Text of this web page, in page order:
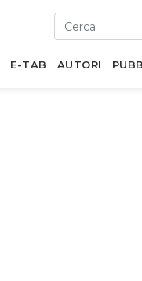
E-TAB AUTORI